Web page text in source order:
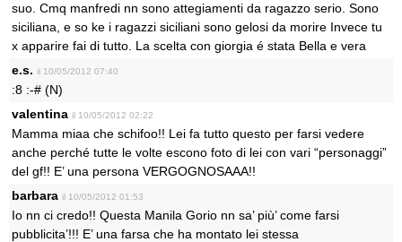
suo. Cmq manfredi nn sono attegiamenti da ragazzo serio. Sono
siciliana, e so ke i ragazzi siciliani sono gelosi da morire Invece tu
x apparire fai di tutto. La scelta con giorgia é stata Bella e vera
e.s. il 10/05/2012 07:40
:8 :-# (N)
valentina il 10/05/2012 02:22
Mamma miaa che schifoo!! Lei fa tutto questo per farsi vedere
anche perché tutte le volte escono foto di lei con vari “personaggi”
del gf!! E’ una persona VERGOGNOSAAA!!
barbara il 10/05/2012 01:53
Io nn ci credo!! Questa Manila Gorio nn sa’ più’ come farsi
pubblicita’!!! E’ una farsa che ha montato lei stessa